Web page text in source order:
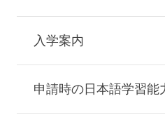
入学案内
申請時の日本語学習能